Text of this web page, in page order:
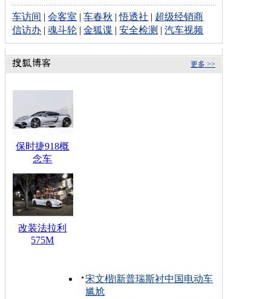
车访间 |会客室 |车春秋 |悟透社 | 超级经销商
信访办 |魂斗轮 |金狐谍 |安全检测 |汽车视频
更多 >>
保时捷918概
念车
改装法拉利
575M
宋文楷|新普瑞斯衬中国电动车
尴尬